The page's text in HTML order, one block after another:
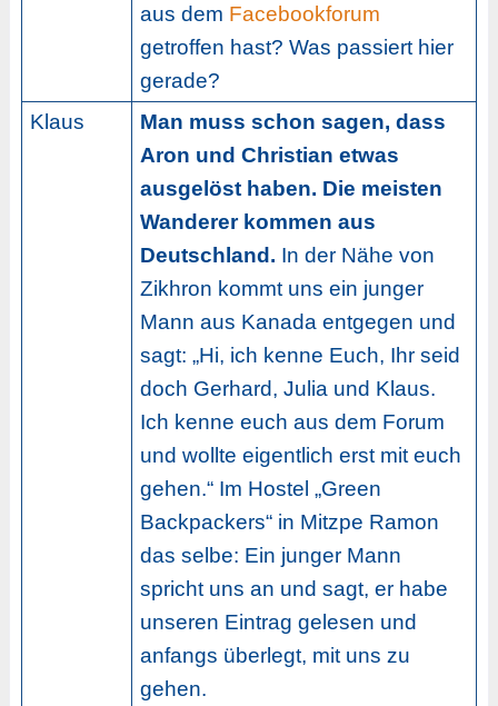
aus dem Facebookforum
getroffen hast? Was passiert hier
gerade?
Klaus
Man muss schon sagen, dass
Aron und Christian etwas
ausgelöst haben. Die meisten
Wanderer kommen aus
Deutschland. In der Nähe von
Zikhron kommt uns ein junger
Mann aus Kanada entgegen und
sagt: „Hi, ich kenne Euch, Ihr seid
doch Gerhard, Julia und Klaus.
Ich kenne euch aus dem Forum
und wollte eigentlich erst mit euch
gehen.“ Im Hostel „Green
Backpackers“ in Mitzpe Ramon
das selbe: Ein junger Mann
spricht uns an und sagt, er habe
unseren Eintrag gelesen und
anfangs überlegt, mit uns zu
gehen.